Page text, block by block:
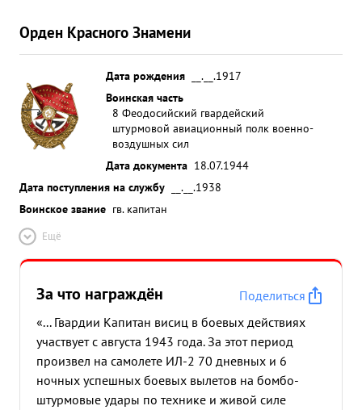
Орден Красного Знамени
Дата рождения
__.__.1917
Воинская часть
8 Феодосийский гвардейский
штурмовой авиационный полк военно-
воздушных сил
Дата документа 18.07.1944
Дата поступления на службу
__.__.1938
Воинское звание гв. капитан
Ещё
За что награждён
Поделиться
«... Гвардии Капитан висиц в боевых действиях
участвует с августа 1943 года. За этот период
произвел на самолете ИЛ-2 70 дневных и 6
ночных успешных боевых вылетов на бомбо-
штурмовые удары по технике и живой силе